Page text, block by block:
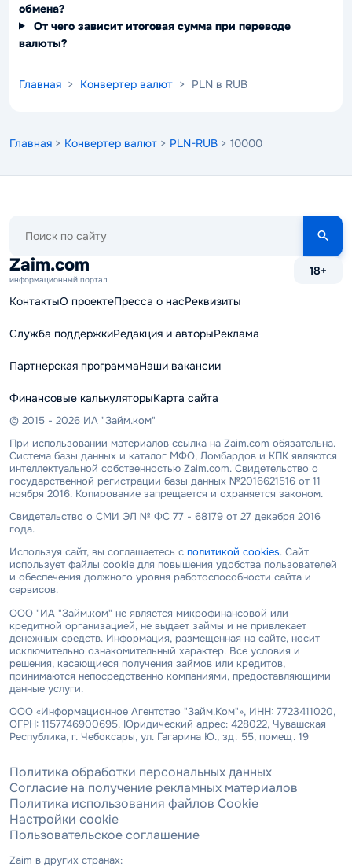
обмена?
От чего зависит итоговая сумма при переводе
валюты?
Главная > Конвертер валют > PLN в RUB
Главная > Конвертер валют > PLN-RUB > 10000
сайту
Zaim.com
информационный портал
18+
КонтактыО проектеПресса о насРеквизиты
Служба поддержкиРедакция и авторыРеклама
Партнерская программаНаши вакансии
Финансовые калькуляторыКарта сайта
© 2015 - 2026 ИА "Займ.ком"
При использовании материалов ссылка на Zaim.com обязательна.
Система базы данных и каталог МФО, Ломбардов и КПК являются
интеллектуальной собственностью Zaim.com. Свидетельство о
государственной регистрации базы данных №2016621516 от 11
ноября 2016. Копирование запрещается и охраняется законом.
Свидетельство о СМИ ЭЛ № ФС 77 - 68179 от 27 декабря 2016
года.
Используя сайт, вы соглашаетесь с политикой cookies. Сайт
использует файлы cookie для повышения удобства пользователей
и обеспечения должного уровня работоспособности сайта и
сервисов.
ООО "ИА "Займ.ком" не является микрофинансовой или
кредитной организацией, не выдает займы и не привлекает
денежных средств. Информация, размещенная на сайте, носит
исключительно ознакомительный характер. Все условия и
решения, касающиеся получения займов или кредитов,
принимаются непосредственно компаниями, предоставляющими
данные услуги.
ООО «Информационное Агентство "Займ.Ком"», ИНН: 7723411020,
ОГРН: 1157746900695. Юридический адрес: 428022, Чувашская
Республика, г. Чебоксары, ул. Гагарина Ю., зд. 55, помещ. 19
Политика обработки персональных данных
Согласие на получение рекламных материалов
Политика использования файлов Cookie
Настройки cookie
Пользовательское соглашение
Zaim в других странах: